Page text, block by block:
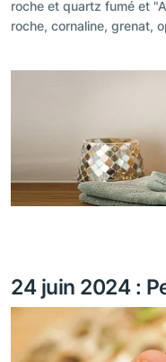
roche et quartz fumé et
roche, cornaline, grenat,
24 juin 2024 :